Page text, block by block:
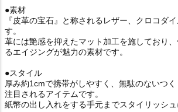
●素材
『皮革の宝石』と称されるレザー、クロコダ
す。
革には艶感を抑えたマット加工を施しており
るエイジングが魅力の素材です。
●スタイル
厚み約1cmで携帯がしやすく、無駄のないつ
注目されるアイテムです。
紙幣の出し入れをする手元までスタイリッシュ